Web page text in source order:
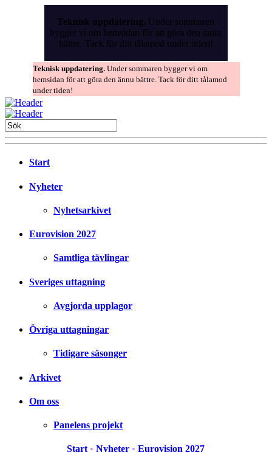
Teknisk uppdatering. Under sommaren
bygger vi om hemsidan för att göra den ännu
bättre. Tack för ditt tålamod under tiden!
Teknisk uppdatering. Under sommaren bygger vi om
hemsidan för att göra den ännu bättre. Tack för ditt tålamod
under tiden!
Start
Nyheter
Nyhetsarkivet
Eurovision 2027
Samtliga tävlingar
Sveriges uttagning
Avgjorda upplagor
Övriga uttagningar
Tidigare säsonger
Arkivet
Om oss
Panelens projekt
Start • Nyheter • Eurovision 2027